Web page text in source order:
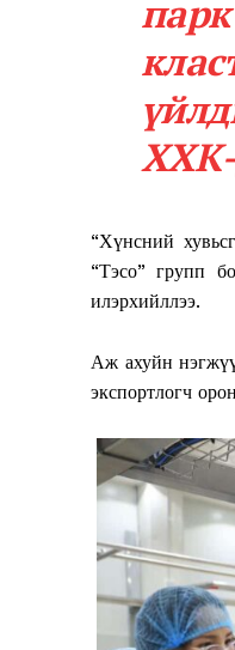
“Хүнсний
“Тэсо” групп
илэрхийллээ.
Аж ахуйн
экспортлогч